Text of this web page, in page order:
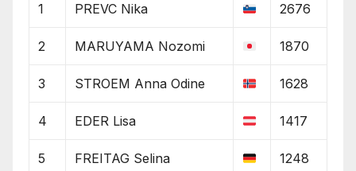
1 PREVC Nika 2676
2 MARUYAMA Nozomi 1870
3 STROEM Anna Odine 1628
4 EDER Lisa 1417
5 FREITAG Selina 1248